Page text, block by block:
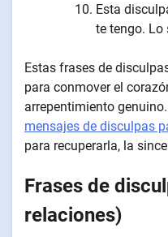
Esta
te tengo. Lo
Estas frases de
para conmover el
arrepentimiento
mensajes de disculpas
para recuperarla, la
Frases de
relaciones)